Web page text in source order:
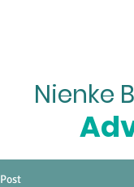
Nienke
Post